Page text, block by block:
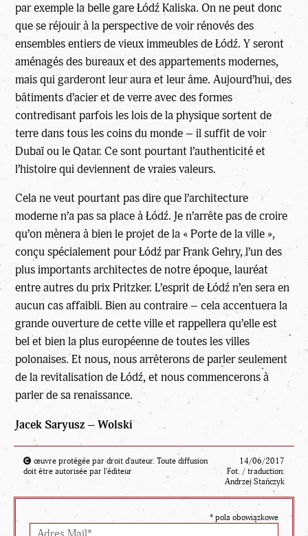
par exemple la belle gare Łódź Kaliska. On ne peut donc
que se réjouir à la perspective de voir rénovés des
ensembles entiers de vieux immeubles de Łódź. Y seront
aménagés des bureaux et des appartements modernes,
mais qui garderont leur aura et leur âme. Aujourd’hui, des
bâtiments d’acier et de verre avec des formes
contredisant parfois les lois de la physique sortent de
terre dans tous les coins du monde – il suffit de voir
Dubaï ou le Qatar. Ce sont pourtant l’authenticité et
l’histoire qui deviennent de vraies valeurs.
Cela ne veut pourtant pas dire que l’architecture
moderne n’a pas sa place à Łódź. Je n’arrête pas de croire
qu’on mènera à bien le projet de la « Porte de la ville »,
conçu spécialement pour Łódź par Frank Gehry, l’un des
plus importants architectes de notre époque, lauréat
entre autres du prix Pritzker. L’esprit de Łódź n’en sera en
aucun cas affaibli. Bien au contraire – cela accentuera la
grande ouverture de cette ville et rappellera qu’elle est
bel et bien la plus européenne de toutes les villes
polonaises. Et nous, nous arrêterons de parler seulement
de la revitalisation de Łódź, et nous commencerons à
parler de sa renaissance.
Jacek Saryusz – Wolski
œuvre protégée par droit d'auteur. Toute diffusion
doit être autorisée par l'éditeur
14/06/2017
Fot. / traduction:
Andrzej Stańczyk
* pola obowiązkowe